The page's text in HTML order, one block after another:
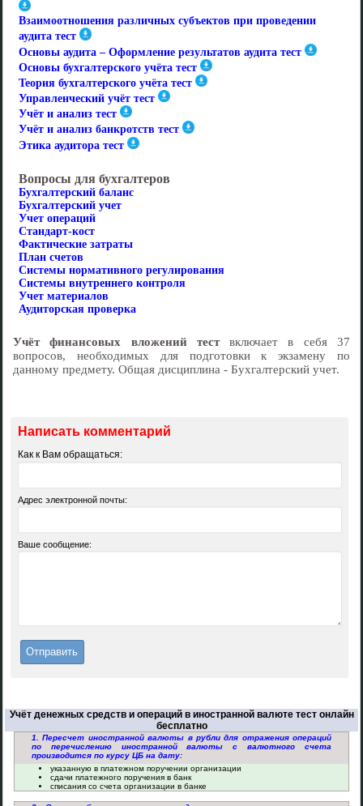
Взаимоотношения различных субъектов при проведении
аудита тест
Основы аудита – Оформление результатов аудита тест
Основы бухгалтерского учёта тест
Теория бухгалтерского учёта тест
Управленческий учёт тест
Учёт и анализ тест
Учёт и анализ банкротств тест
Этика аудитора тест
Вопросы для бухгалтеров
Бухгалтерский баланс
Бухгалтерский учет
Учет операций
Стандарт-кост
Фактические затраты
План счетов
Cистемы нормативного регулирования
Cистемы внутреннего контроля
Учет материалов
Аудиторская проверка
Учёт финансовых вложений тествключает в себя 37
вопросов, необходимых для подготовки к экзамену по
данному предмету. Общая дисциплина - Бухгалтерский учет.
Написать комментарий
Как к Вам обращаться:
Адрес электронной почты:
Ваше сообщение:
Учёт денежных средств и операций в иностранной валюте тест онлайн
бесплатно
1. Пересчет иностранной валюты в рубли для отражения операций
по перечислению иностранной валюты с валютного счета
производится по курсу ЦБ на дату:
указанную в платежном поручении организации
сдачи платежного поручения в банк
списания со счета организации в банке